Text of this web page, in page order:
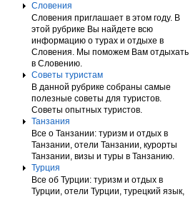
Словения
Словения приглашает в этом году. В
этой рубрике Вы найдете всю
информацию о турах и отдыхе в
Словения. Мы поможем Вам отдыхать
в Словению.
Советы туристам
В данной рубрике собраны самые
полезные советы для туристов.
Советы опытных туристов.
Танзания
Все о Танзании: туризм и отдых в
Танзании, отели Танзании, курорты
Танзании, визы и туры в Танзанию.
Турция
Все об Турции: туризм и отдых в
Турции, отели Турции, турецкий язык,